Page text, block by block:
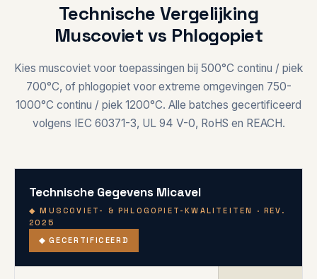
Technische Vergelijking
Muscoviet vs Phlogopiet
Kies muscoviet voor toepassingen bij 500°C continu / piek
700°C, of phlogopiet voor extreme omgevingen 750-
1000°C continu / piek 1200°C. Alle batches gecertificeerd
volgens IEC 60371-3, UL 94 V-0, RoHS en REACH.
Technische Gegevens Micavel
◆ MUSCOVIET- & PHLOGOPIET-KWALITEITEN · REV.
2025
◆ GECERTIFICEERD